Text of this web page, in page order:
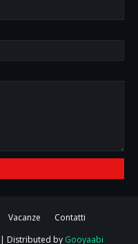
Vacanze
Contatti
| Distributed by Gooyaabi